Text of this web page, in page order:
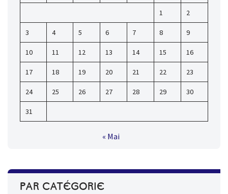
1 2
3 4 5 6 7 8 9
10 11 12 13 14 15 16
17 18 19 20 21 22 23
24 25 26 27 28 29 30
31
« Mai
PAR CATÉGORIE